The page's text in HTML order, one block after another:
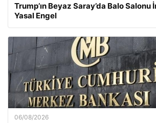
Trump’ın Beyaz Saray’da Balo Salonu
Yasal Engel
06/08/2026